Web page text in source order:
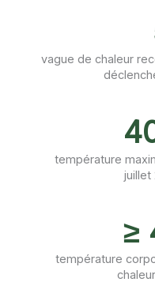
vague de chaleur
température
juillet
≥
température